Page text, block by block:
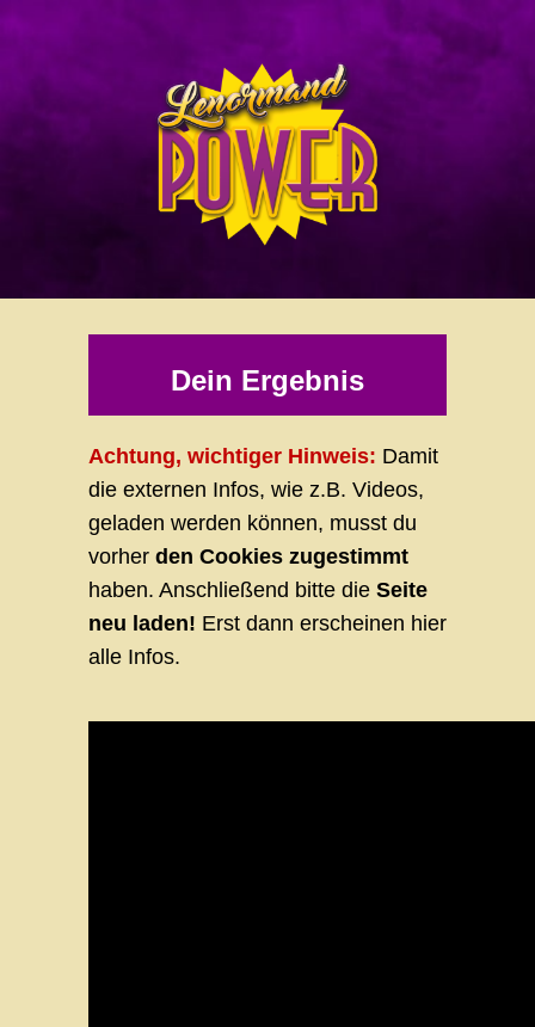
Dein Ergebnis
Achtung, wichtiger Hinweis: Damit
die externen Infos, wie z.B. Videos,
geladen werden können, musst du
vorher den Cookies zugestimmt
haben. Anschließend bitte die Seite
neu laden! Erst dann erscheinen hier
alle Infos.